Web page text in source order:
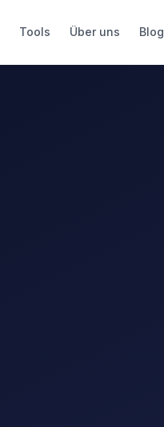
Tools Über uns Blog